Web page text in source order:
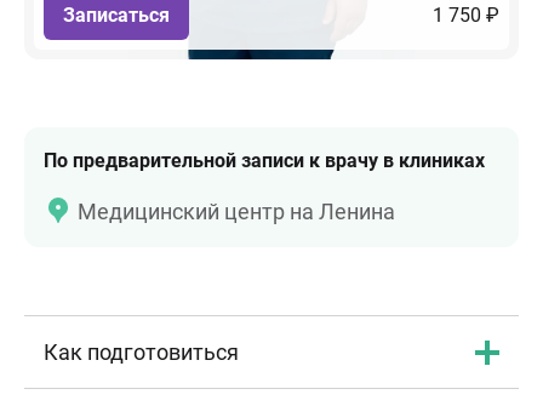
Записаться 1 750 ₽
По предварительной записи к врачу в клиниках
Медицинский центр на Ленина
Как подготовиться